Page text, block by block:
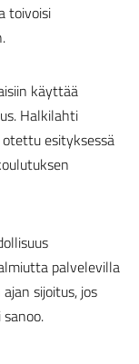
toivoisi
käyttää
Halkilahti
esityksessä
palvelevilla
sijoitus, jos